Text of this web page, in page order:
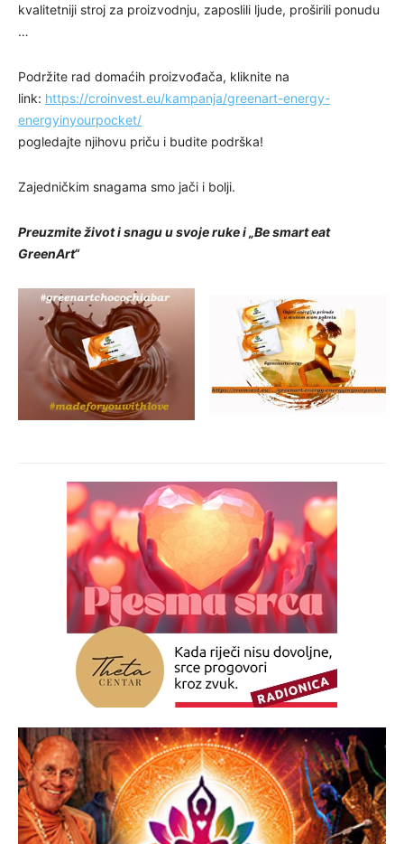
kvalitetniji stroj za proizvodnju, zaposlili ljude, proširili ponudu
…
Podržite rad domaćih proizvođača, kliknite na
link: https://croinvest.eu/kampanja/greenart-energy-
energyinyourpocket/
pogledajte njihovu priču i budite podrška!
Zajedničkim snagama smo jači i bolji.
Preuzmite život i snagu u svoje ruke i „Be smart eat
GreenArt“